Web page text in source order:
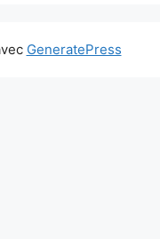
GeneratePress